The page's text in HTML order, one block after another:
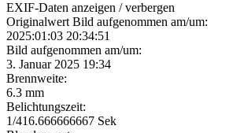
EXIF-Daten anzeigen / verbergen
Originalwert Bild aufgenommen am/um:
2025:01:03 20:34:51
Bild aufgenommen am/um:
3. Januar 2025 19:34
Brennweite:
6.3 mm
Belichtungszeit:
1/416.666666667 Sek